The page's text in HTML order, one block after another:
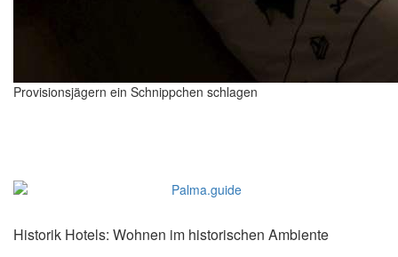
Provisionsjägern ein Schnippchen schlagen
Historik Hotels: Wohnen im historischen Ambiente